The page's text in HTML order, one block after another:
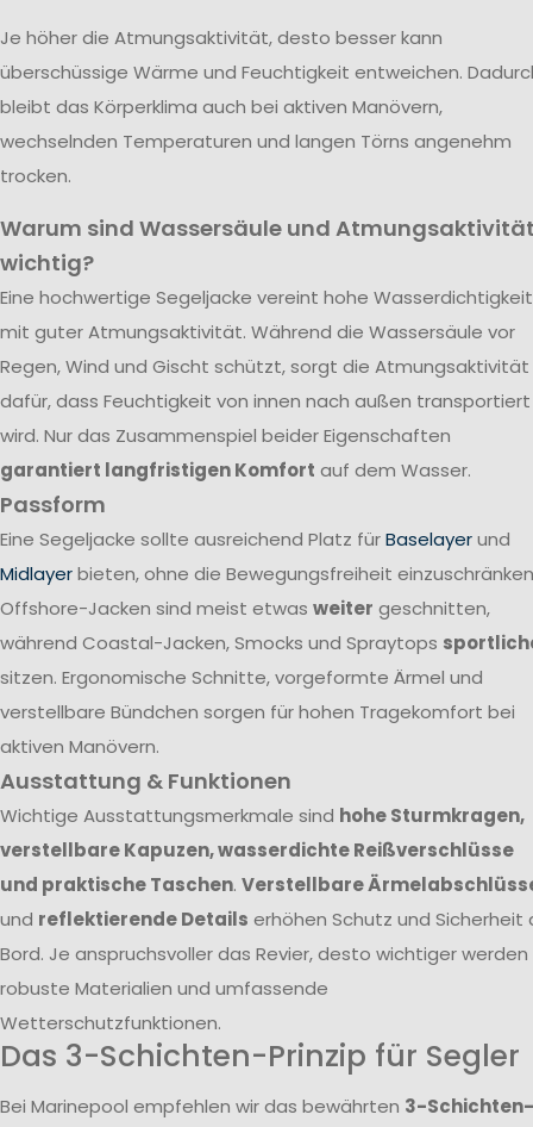
Je höher die Atmungsaktivität, desto besser kann
überschüssige Wärme und Feuchtigkeit entweichen.
bleibt das Körperklima auch bei aktiven Manövern,
wechselnden Temperaturen und langen Törns angenehm
trocken.
Warum sind Wassersäule und
wichtig?
Eine hochwertige Segeljacke vereint hohe Wasserdichtigkeit
mit guter Atmungsaktivität. Während die Wassersäule vor
Regen, Wind und Gischt schützt, sorgt die Atmungsaktivität
dafür, dass Feuchtigkeit von innen nach außen transportiert
wird. Nur das Zusammenspiel beider Eigenschaften
garantiert langfristigen Komfort auf dem Wasser.
Passform
Eine Segeljacke sollte ausreichend Platz fürBaselayerund
Midlayerbieten, ohne die Bewegungsfreiheit
Offshore-Jacken sind meist etwas weiter geschnitten,
während Coastal-Jacken, Smocks und Spraytops
sitzen. Ergonomische Schnitte, vorgeformte Ärmel und
verstellbare Bündchen sorgen für hohen Tragekomfort bei
aktiven Manövern.
Ausstattung & Funktionen
Wichtige Ausstattungsmerkmale sind hohe Sturmkragen,
verstellbare Kapuzen, wasserdichte Reißverschlüsse
und praktische Taschen. Verstellbare
und reflektierende Details erhöhen Schutz und Sicherheit
Bord. Je anspruchsvoller das Revier, desto wichtiger werden
robuste Materialien und umfassende
Wetterschutzfunktionen.
Das 3-Schichten-Prinzip für Segler
Bei Marinepool empfehlen wir das bewährten 3-Schichten-